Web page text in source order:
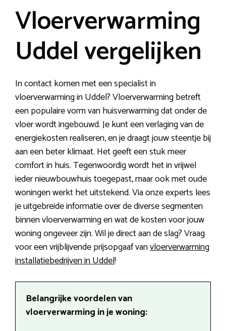
Vloerverwarming
Uddel vergelijken
In contact komen met een specialist in
vloerverwarming in Uddel? Vloerverwarming betreft
een populaire vorm van huisverwarming dat onder de
vloer wordt ingebouwd. Je kunt een verlaging van de
energiekosten realiseren, en je draagt jouw steentje bij
aan een beter klimaat. Het geeft een stuk meer
comfort in huis. Tegenwoordig wordt het in vrijwel
ieder nieuwbouwhuis toegepast, maar ook met oude
woningen werkt het uitstekend. Via onze experts lees
je uitgebreide informatie over de diverse segmenten
binnen vloerverwarming en wat de kosten voor jouw
woning ongeveer zijn. Wil je direct aan de slag? Vraag
voor een vrijblijvende prijsopgaaf vanvloerverwarming
installatiebedrijven in Uddel!
Belangrijke voordelen van
vloerverwarming in je woning: